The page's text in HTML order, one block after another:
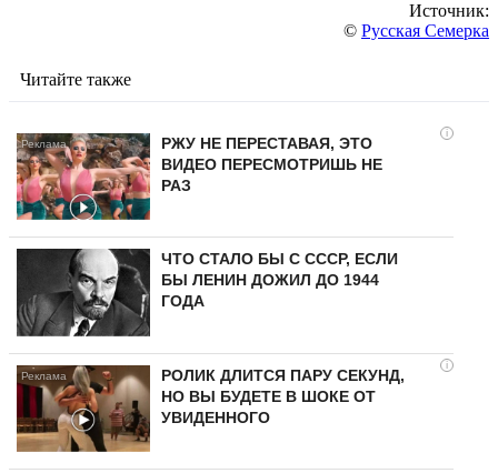
Источник:
© Русская Семерка
Читайте также
i
РЖУ НЕ ПЕРЕСТАВАЯ, ЭТО
ВИДЕО ПЕРЕСМОТРИШЬ НЕ
РАЗ
ЧТО СТАЛО БЫ С СССР, ЕСЛИ
БЫ ЛЕНИН ДОЖИЛ ДО 1944
ГОДА
i
РОЛИК ДЛИТСЯ ПАРУ СЕКУНД,
НО ВЫ БУДЕТЕ В ШОКЕ ОТ
УВИДЕННОГО